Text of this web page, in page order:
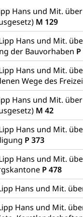
Hans und Mit.
M 129
Hans und Mit.
der Bauvorhaben
Hans und Mit.
Wege des
Hans und Mit.
M 42
Hans und Mit.
P 373
Hans und Mit.
P 478
Hans und Mit.
Hans und Mit.
Kanton Luzern
Wildtiere,
Hobbytierhaltung und
Testament,
Militärdienstpflicht,
Armee
Katastrophenhilfe,